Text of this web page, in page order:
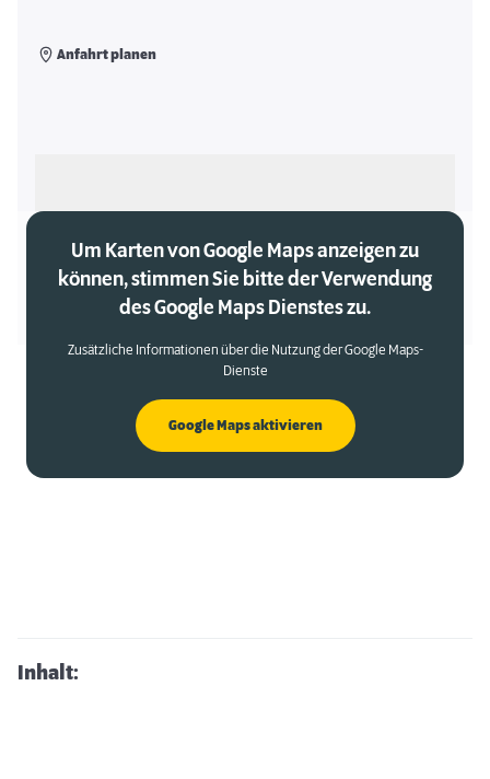
Anfahrt planen
Um Karten von Google Maps anzeigen zu
können, stimmen Sie bitte der Verwendung
des Google Maps Dienstes zu.
Zusätzliche Informationen über die Nutzung der Google Maps-
Dienste
Google Maps aktivieren
Inhalt: